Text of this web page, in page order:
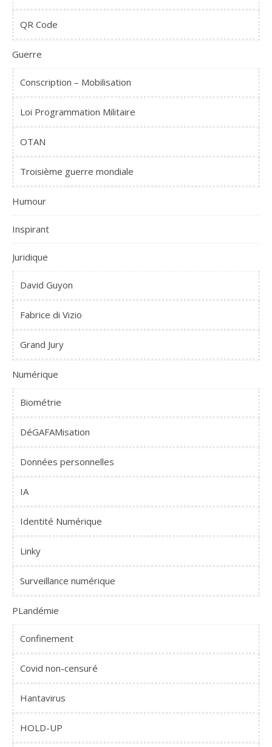
QR Code
Guerre
Conscription – Mobilisation
Loi Programmation Militaire
OTAN
Troisième guerre mondiale
Humour
Inspirant
Juridique
David Guyon
Fabrice di Vizio
Grand Jury
Numérique
Biométrie
DéGAFAMisation
Données personnelles
IA
Identité Numérique
Linky
Surveillance numérique
PLandémie
Confinement
Covid non-censuré
Hantavirus
HOLD-UP